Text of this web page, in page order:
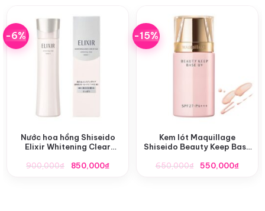
-6%
Nước hoa hồng Shiseido
Elixir Whitening Clear
900,000₫
Giá
850,000₫Giá
-15%
Kem lót Maquillage
Shiseido Beauty Keep Base
650,000₫
Giá
550,000₫Giá